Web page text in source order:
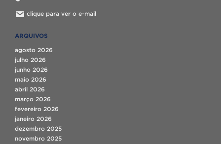
clique para ver o e-mail
ARQUIVOS
agosto 2026
julho 2026
junho 2026
maio 2026
abril 2026
março 2026
fevereiro 2026
janeiro 2026
dezembro 2025
novembro 2025